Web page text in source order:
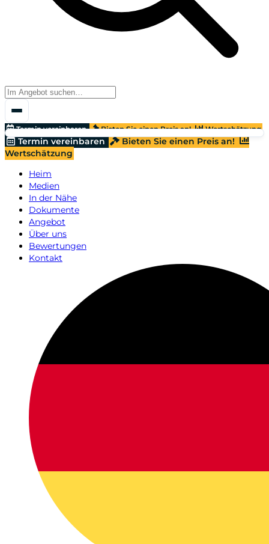
Termin vereinbaren Bieten Sie einen Preis an! Wertschätzung
Termin vereinbaren
Bieten Sie einen Preis an!
Wertschätzung
Heim
Medien
In der Nähe
Dokumente
Angebot
Über uns
Bewertungen
Kontakt